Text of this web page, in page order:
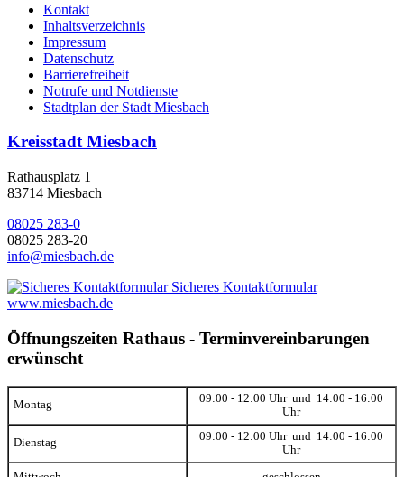
Kontakt
Inhaltsverzeichnis
Impressum
Datenschutz
Barrierefreiheit
Notrufe und Notdienste
Stadtplan der Stadt Miesbach
Kreisstadt Miesbach
Rathausplatz 1
83714 Miesbach
08025 283-0
08025 283-20
info@miesbach.de
Sicheres Kontaktformular
www.miesbach.de
Öffnungszeiten Rathaus - Terminvereinbarungen
erwünscht
Montag
09:00 - 12:00 Uhr und 14:00 - 16:00
Uhr
Dienstag
09:00 - 12:00 Uhr und 14:00 - 16:00
Uhr